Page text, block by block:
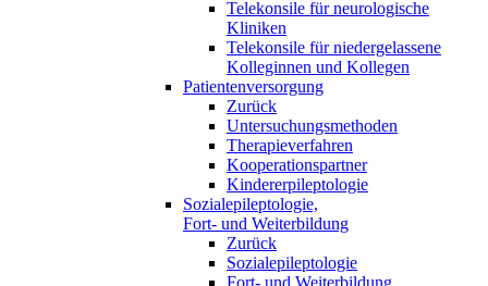
Telekonsile für neurologische
Kliniken
Telekonsile für niedergelassene
Kolleginnen und Kollegen
Patientenversorgung
Zurück
Untersuchungsmethoden
Therapieverfahren
Kooperationspartner
Kindererpileptologie
Sozialepileptologie,
Fort- und Weiterbildung
Zurück
Sozialepileptologie
Fort- und Weiterbildung